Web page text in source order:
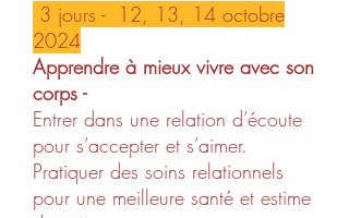
3 jours - 12, 13, 14 octobre
2024
Apprendre à mieux vivre avec son
corps -
Entrer dans une relation d’écoute
pour s’accepter et s’aimer.
Pratiquer des soins relationnels
pour une meilleure santé et estime